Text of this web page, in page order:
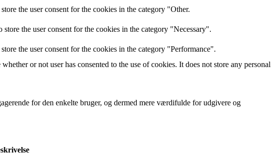
the user consent for the cookies in the category "Other.
the user consent for the cookies in the category "Necessary".
the user consent for the cookies in the category "Performance".
or not user has consented to the use of cookies. It does not store any personal
for den enkelte bruger, og dermed mere værdifulde for udgivere og